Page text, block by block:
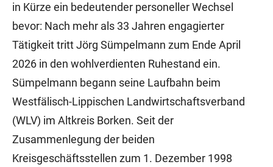
in Kürze ein bedeutender personeller Wechsel
bevor: Nach mehr als 33 Jahren engagierter
Tätigkeit tritt Jörg Sümpelmann zum Ende April
2026 in den wohlverdienten Ruhestand ein.
Sümpelmann begann seine Laufbahn beim
Westfälisch-Lippischen Landwirtschaftsverband
(WLV) im Altkreis Borken. Seit der
Zusammenlegung der beiden
Kreisgeschäftsstellen zum 1. Dezember 1998